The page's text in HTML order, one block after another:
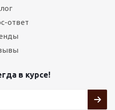
ответ
в курсе!